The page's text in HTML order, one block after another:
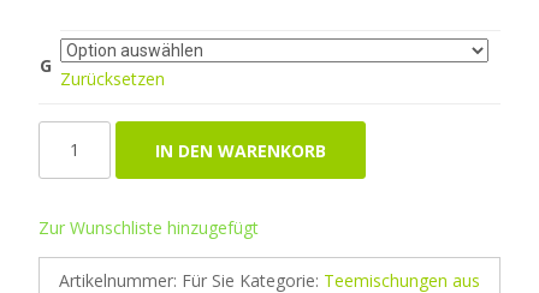
G
Zurücksetzen
IN DEN WARENKORB
Zur Wunschliste hinzugefügt
Artikelnummer: Für Sie Kategorie: Teemischungen aus